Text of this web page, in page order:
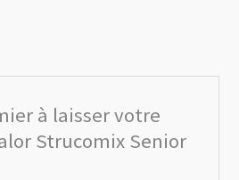
à laisser votre
Strucomix Senior